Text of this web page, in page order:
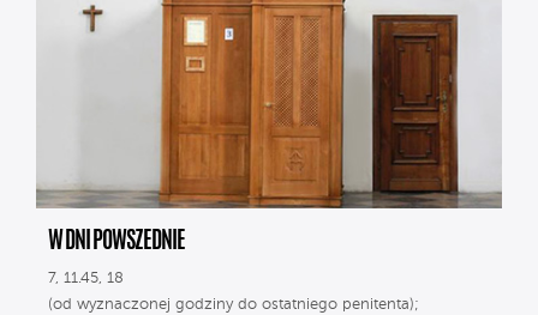
W DNI POWSZEDNIE
7, 11.45, 18
(od wyznaczonej godziny do ostatniego penitenta);